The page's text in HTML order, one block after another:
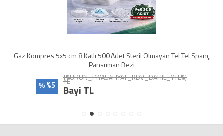
Gaz Kompres 5x5 cm 8 Katlı 500 Adet Steril Olmayan Tel Tel Spanç
Pansuman Bezi
% %5
{%URUN_PIYASAFIYAT_KDV_DAHIL_YTL%}
TL
Bayi TL